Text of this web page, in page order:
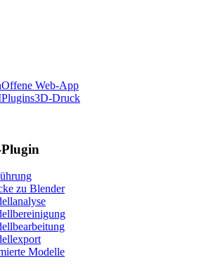
Offene Web-App
Plugins3D-Druck
zu Blender
Modelle